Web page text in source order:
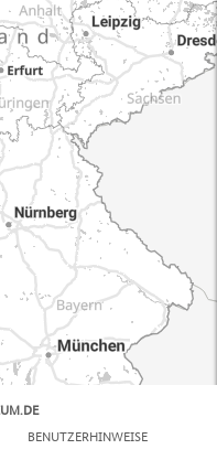
BENUTZERHINWEISE